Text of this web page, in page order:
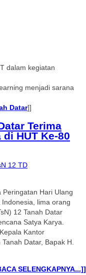
dalam kegiatan
menjadi sarana
Datar]]
Terima
HUT Ke-80
12 TD
Hari Ulang
lima orang
12 Tanah Datar
Satya Karya.
Kantor
Datar, Bapak H.
SELENGKAPNYA...]]